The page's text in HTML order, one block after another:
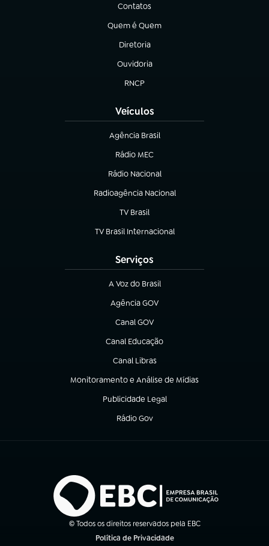
Contatos
(abre em nova aba)
Quem é Quem
(abre em nova aba)
Diretoria
(abre em nova aba)
Ouvidoria
(abre em nova aba)
RNCP
(abre em nova aba)
Veículos
Agência Brasil
(abre em nova aba)
Rádio MEC
(abre em nova aba)
Rádio Nacional
Radioagência Nacional
(abre em nova aba)
TV Brasil
(abre em nova aba)
TV Brasil Internacional
(abre em nova aba)
Serviços
A Voz do Brasil
(abre em nova aba)
Agência GOV
(abre em nova aba)
Canal GOV
(abre em nova aba)
Canal Educação
(abre em nova aba)
Canal Libras
(abre em nova aba)
Monitoramento e Análise de Mídias
(abre em nova aba)
Publicidade Legal
(abre em nova aba)
Rádio Gov
(abre em nova aba)
© Todos os direitos reservados pela EBC
Política de Privacidade